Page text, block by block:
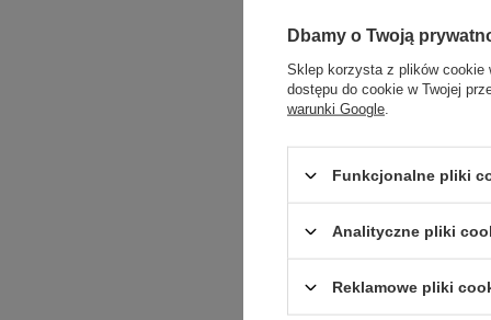
Dbamy o Twoją
Sklep korzysta z plików cookie
dostępu do cookie w Twojej
warunki Google
Funkcjonalne pliki
Analityczne pliki
Reklamowe pliki